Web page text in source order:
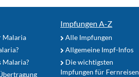
Malaria
Malaria?
Impfungen A-Z
Alle Impfungen
Allgemeine Impf-Infos
Die wichtigsten
Impfungen für Fernreisen